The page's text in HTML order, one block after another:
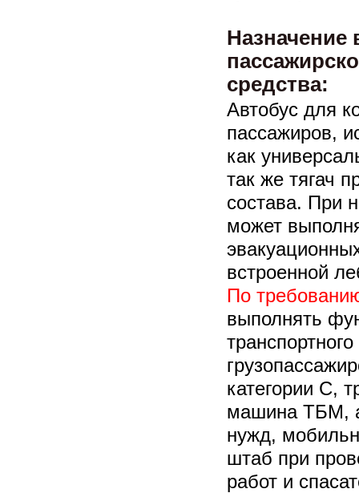
Назначение
средства:
Автобус для
пассажиров,
как
так же тягач
состава. При
может
встроенной
По
выполнять
категории C,
машина ТБМ,
нужд,
штаб при
работ и